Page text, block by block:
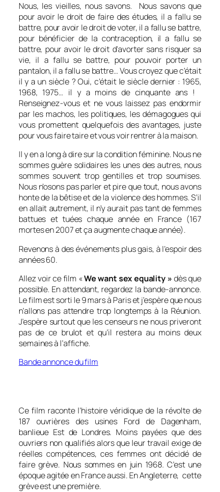
Nous, les vieilles, nous savons. Nous savons que
pour avoir le droit de faire des études, il a fallu se
battre, pour avoir le droit de voter, il a fallu se battre,
pour bénéficier de la contraception, il a fallu se
battre, pour avoir le droit d’avorter sans risquer sa
vie, il a fallu se battre, pour pouvoir porter un
pantalon, il a fallu se battre… Vous croyez que c’était
il y a un siècle ? Oui, c’était le siècle dernier : 1965,
1968, 1975… il y a moins de cinquante ans !
Renseignez-vous et ne vous laissez pas endormir
par les machos, les politiques, les démagogues qui
vous promettent quelquefois des avantages, juste
pour vous faire taire et vous voir rentrer à la maison.
Il y en a long à dire sur la condition féminine. Nous ne
sommes guère solidaires les unes des autres, nous
sommes souvent trop gentilles et trop soumises.
Nous n’osons pas parler et pire que tout, nous avons
honte de la bêtise et de la violence des hommes. S’il
en allait autrement, il n’y aurait pas tant de femmes
battues et tuées chaque année en France (167
mortes en 2007 et ça augmente chaque année).
Revenons à des événements plus gais, à l’espoir des
années 60.
Allez voir ce film «We want sex equality » dès que
possible. En attendant, regardez la bande-annonce.
Le film est sorti le 9 mars à Paris et j’espère que nous
n’allons pas attendre trop longtemps à la Réunion.
J’espère surtout que les censeurs ne nous priveront
pas de ce brulot et qu’il restera au moins deux
semaines à l’affiche.
Bande annonce du film
Ce film raconte l’histoire véridique de la révolte de
187 ouvrières des usines Ford de Dagenham,
banlieue Est de Londres. Moins payées que des
ouvriers non qualifiés alors que leur travail exige de
réelles compétences, ces femmes ont décidé de
faire grève. Nous sommes en juin 1968. C’est une
époque agitée en France aussi. En Angleterre, cette
grève est une première.